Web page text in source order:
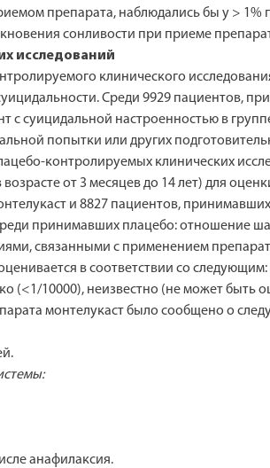
препарата, наблюдались бы у >
сонливости при приеме
исследований
клинического
Среди 9929 пациентов,
с суицидальной настроенностью в
попытки или других
контролируемых клинических
от 3 месяцев до 14 лет) для
и 8827 пациентов,
принимавших плацебо: отношение
связанными с применением
в соответствии со
(<1/10000), неизвестно (не может
монтелукаст было сообщено о
анафилаксия.